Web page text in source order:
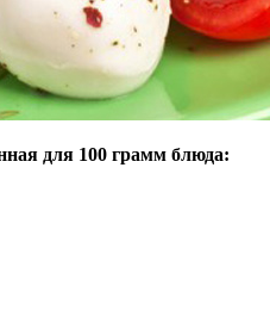
для 100 грамм блюда: